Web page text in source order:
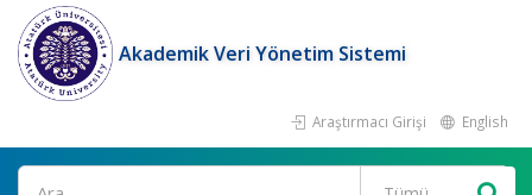
Akademik Veri Yönetim Sistemi
Araştırmacı Girişi English
Ara